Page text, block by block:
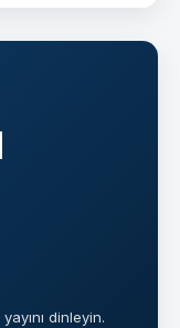
dinleyin.